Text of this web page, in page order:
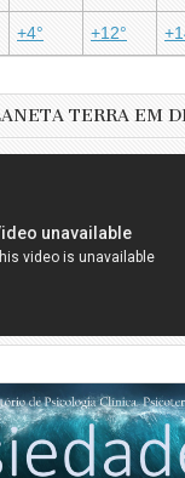
+4° +12° +
TERRA EM